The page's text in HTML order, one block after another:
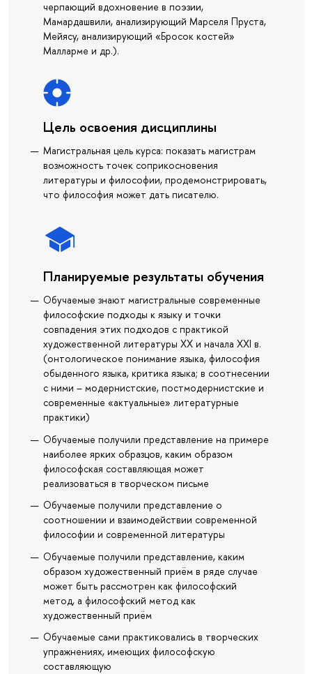
черпающий вдохновение в поэзии,
Мамардашвили, анализирующий Марселя Пруста,
Мейясу, анализирующий «Бросок костей»
Малларме и др.).
Цель освоения дисциплины
Магистральная цель курса: показать магистрам
возможность точек соприкосновения
литературы и философии, продемонстрировать,
что философия может дать писателю.
Планируемые результаты обучения
Обучаемые знают магистральные современные
философские подходы к языку и точки
совпадения этих подходов с практикой
художественной литературы XX и начала XXI в.
(онтологическое понимание языка, философия
обыденного языка, критика языка; в соотнесении
с ними – модернистские, постмодернистские и
современные «актуальные» литературные
практики)
Обучаемые получили представление на примере
наиболее ярких образцов, каким образом
философская составляющая может
реализоваться в творческом письме
Обучаемые получили представление о
соотношении и взаимодействии современной
философии и современной литературы
Обучаемые получили представление, каким
образом художественный приём в ряде случае
может быть рассмотрен как философский
метод, а философский метод как
художественный приём
Обучаемые сами практиковались в творческих
упражнениях, имеющих философскую
составляющую